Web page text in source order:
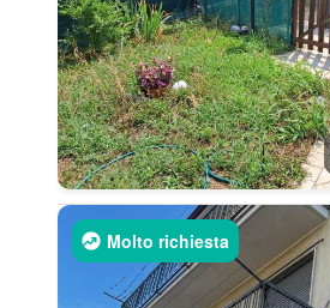
Molto richiesta